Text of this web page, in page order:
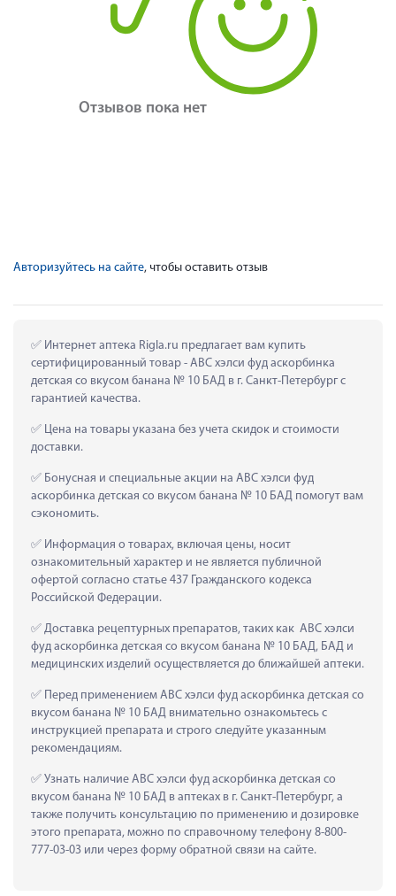
Отзывов пока нет
Авторизуйтесь на сайте, чтобы оставить отзыв
Интернет аптека Rigla.ru предлагает вам купить
сертифицированный товар - АВС хэлси фуд аскорбинка
детская со вкусом банана № 10 БАД в г. Санкт-Петербург с
гарантией качества.
Цена на товары указана без учета скидок и стоимости
доставки.
Бонусная и специальные акции на АВС хэлси фуд
аскорбинка детская со вкусом банана № 10 БАД помогут вам
сэкономить.
Информация о товарах, включая цены, носит
ознакомительный характер и не является публичной
офертой согласно статье 437 Гражданского кодекса
Российской Федерации.
Доставка рецептурных препаратов, таких как  АВС хэлси
фуд аскорбинка детская со вкусом банана № 10 БАД, БАД и
медицинских изделий осуществляется до ближайшей аптеки.
Перед применением АВС хэлси фуд аскорбинка детская со
вкусом банана № 10 БАД внимательно ознакомьтесь с
инструкцией препарата и строго следуйте указанным
рекомендациям.
Узнать наличие АВС хэлси фуд аскорбинка детская со
вкусом банана № 10 БАД в аптеках в г. Санкт-Петербург, а
также получить консультацию по применению и дозировке
этого препарата, можно по справочному телефону 8-800-
777-03-03 или через форму обратной связи на сайте.